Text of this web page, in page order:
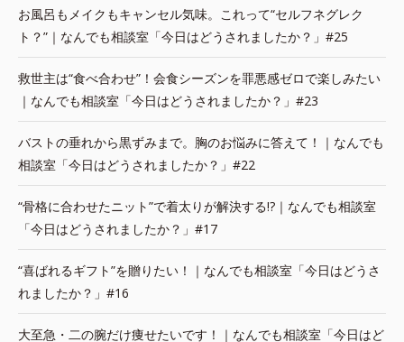
お風呂もメイクもキャンセル気味。これって“セルフネグレク
ト？”｜なんでも相談室「今日はどうされましたか？」#25
救世主は“食べ合わせ”！会食シーズンを罪悪感ゼロで楽しみたい
｜なんでも相談室「今日はどうされましたか？」#23
バストの垂れから黒ずみまで。胸のお悩みに答えて！｜なんでも
相談室「今日はどうされましたか？」#22
“骨格に合わせたニット”で着太りが解決する!?｜なんでも相談室
「今日はどうされましたか？」#17
“喜ばれるギフト”を贈りたい！｜なんでも相談室「今日はどうさ
れましたか？」#16
大至急・二の腕だけ痩せたいです！｜なんでも相談室「今日はど